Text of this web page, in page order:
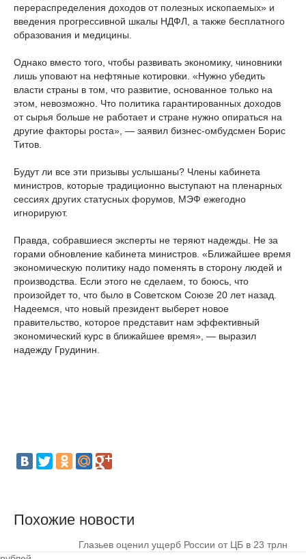
перераспределения доходов от полезных ископаемых» и
введения прогрессивной шкалы НДФЛ, а также бесплатного
образования и медицины.
Однако вместо того, чтобы развивать экономику, чиновники
лишь уповают на нефтяные котировки. «Нужно убедить
власти страны в том, что развитие, основанное только на
этом, невозможно. Что политика гарантированных доходов
от сырья больше не работает и стране нужно опираться на
другие факторы роста», — заявил бизнес-омбудсмен Борис
Титов.
Будут ли все эти призывы услышаны? Члены кабинета
министров, которые традиционно выступают на пленарных
сессиях других статусных форумов, МЭФ ежегодно
игнорируют.
Правда, собравшиеся эксперты не теряют надежды. Не за
горами обновление кабинета министров. «Ближайшее время
экономическую политику надо поменять в сторону людей и
производства. Если этого не сделаем, то боюсь, что
произойдет то, что было в Советском Союзе 20 лет назад.
Надеемся, что новый президент выберет новое
правительство, которое представит нам эффективный
экономический курс в ближайшее время», — выразил
надежду Грудинин.
Похожие новости
Глазьев оценил ущерб России от ЦБ в 23 трлн